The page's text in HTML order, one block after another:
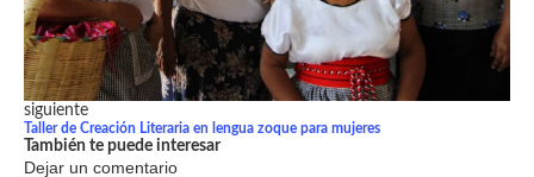
siguiente
Taller de Creación Literaria en lengua zoque para mujeres
También te puede interesar
Dejar un comentario